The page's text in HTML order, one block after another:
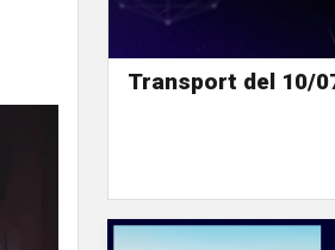
Transport del 10/